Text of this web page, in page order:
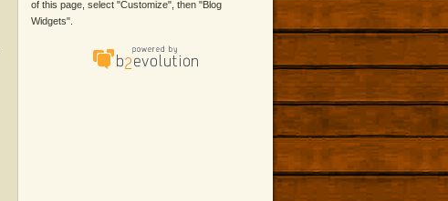
of this page, select "Customize", then "Blog
Widgets".